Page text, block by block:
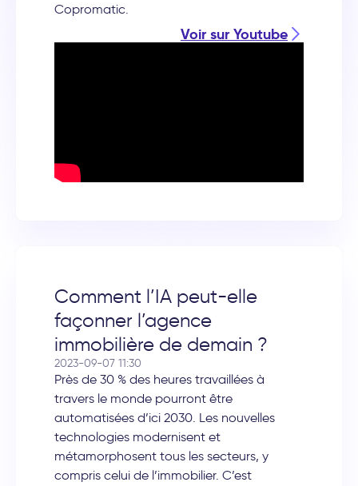
Copromatic.
Voir sur Youtube
Comment l’IA peut-elle
façonner l’agence
immobilière de demain ?
2023-09-07 11:30
Près de 30 % des heures travaillées à
travers le monde pourront être
automatisées d’ici 2030. Les nouvelles
technologies modernisent et
métamorphosent tous les secteurs, y
compris celui de l’immobilier. C’est